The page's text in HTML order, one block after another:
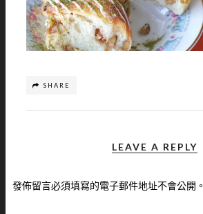
SHARE
LEAVE A REPLY
發佈留言必須填寫的電子郵件地址不會公開。